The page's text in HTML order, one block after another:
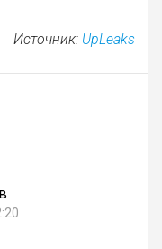
Источник: UpLeaks